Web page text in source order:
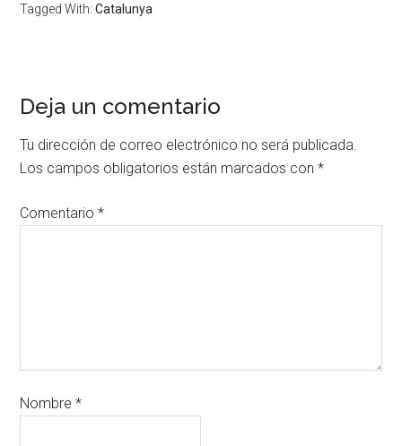
Tagged With:Catalunya
Deja un comentario
Tu dirección de correo electrónico no será publicada.
Los campos obligatorios están marcados con*
Comentario*
Nombre*